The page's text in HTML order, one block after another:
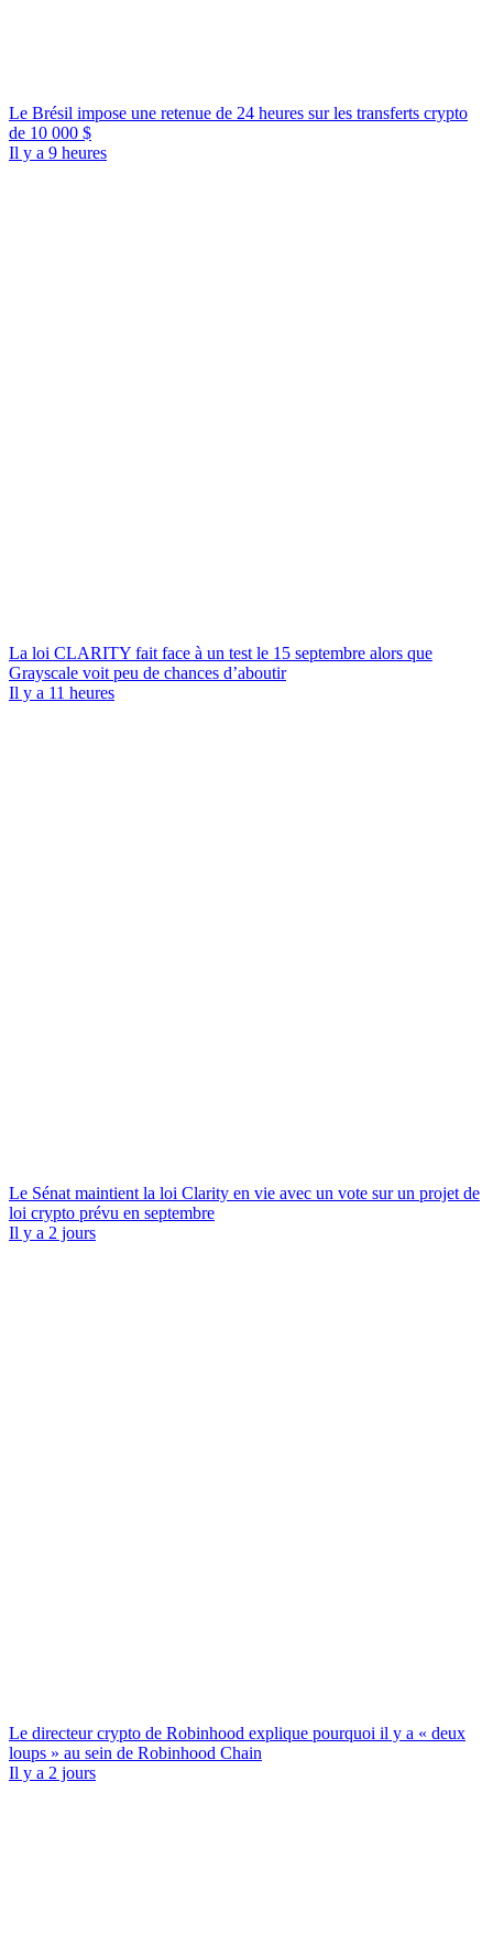
Le Brésil impose une retenue de 24 heures sur les transferts crypto
de 10 000 $
Il y a 9 heures
La loi CLARITY fait face à un test le 15 septembre alors que
Grayscale voit peu de chances d’aboutir
Il y a 11 heures
Le Sénat maintient la loi Clarity en vie avec un vote sur un projet de
loi crypto prévu en septembre
Il y a 2 jours
Le directeur crypto de Robinhood explique pourquoi il y a « deux
loups » au sein de Robinhood Chain
Il y a 2 jours